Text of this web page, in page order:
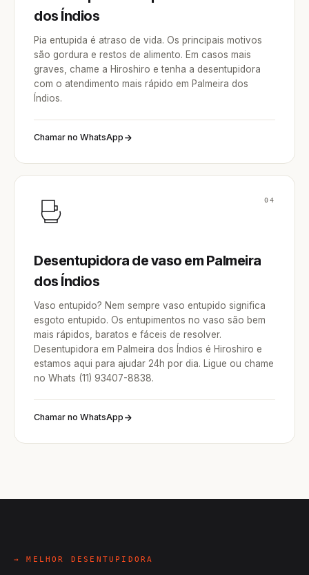
dos Índios
Pia entupida é atraso de vida. Os principais motivos
são gordura e restos de alimento. Em casos mais
graves, chame a Hiroshiro e tenha a desentupidora
com o atendimento mais rápido em Palmeira dos
Índios.
Chamar no WhatsApp
04
Desentupidora de vaso em Palmeira
dos Índios
Vaso entupido? Nem sempre vaso entupido significa
esgoto entupido. Os entupimentos no vaso são bem
mais rápidos, baratos e fáceis de resolver.
Desentupidora em Palmeira dos Índios é Hiroshiro e
estamos aqui para ajudar 24h por dia. Ligue ou chame
no Whats (11) 93407-8838.
Chamar no WhatsApp
→ MELHOR DESENTUPIDORA